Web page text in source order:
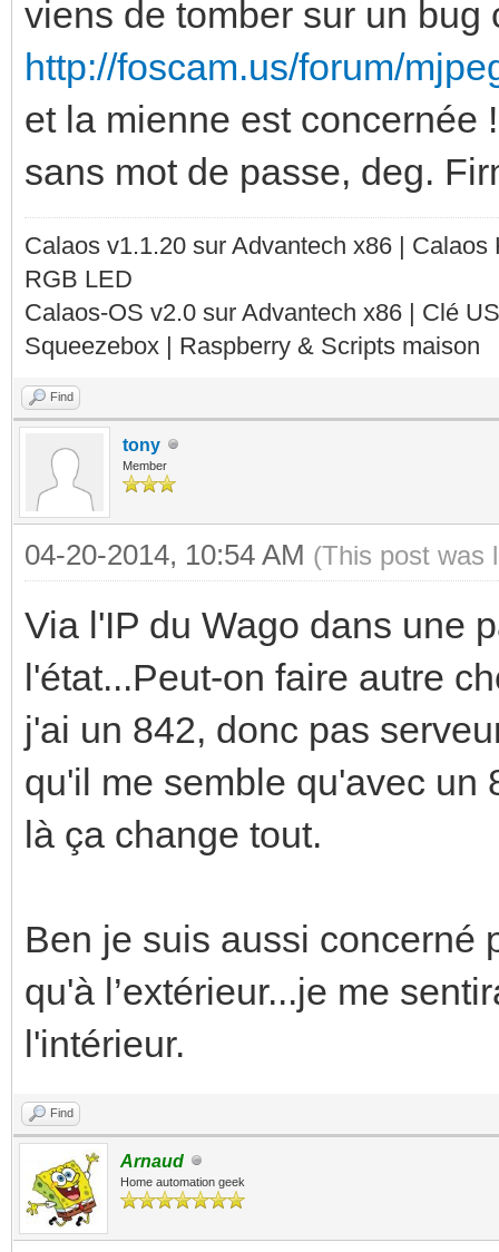
viens de tomber sur un
http://foscam.us/forum/
et la mienne est concernée
sans mot de passe, deg.
Calaos v1.1.20 sur Advantech x86 |
RGB LED
Calaos-OS v2.0 sur Advantech x86 | Clé
Squeezebox | Raspberry & Scripts maison
Find
tony
Member
04-20-2014, 10:54 AM (This post was
Via l'IP du Wago dans une
l'état...Peut-on faire autre
j'ai un 842, donc pas
qu'il me semble qu'avec un
là ça change tout.
Ben je suis aussi concerné
qu'à l’extérieur...je me
l'intérieur.
Find
Arnaud
Home automation geek